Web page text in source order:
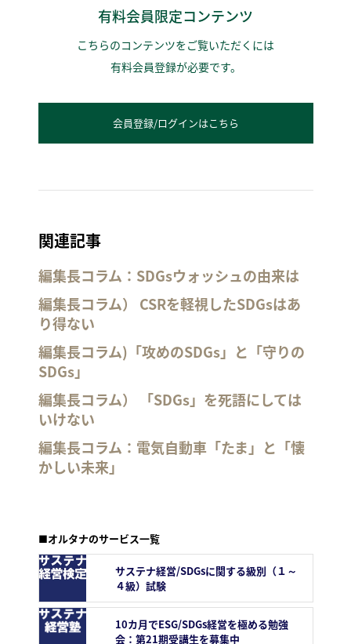
有料会員限定コンテンツ
こちらのコンテンツをご覧いただくには
有料会員登録が必要です。
会員登録/ログインはこちら
関連記事
編集長コラム：SDGsウォッシュの由来は
編集長コラム） CSRを軽視したSDGsはあ
り得ない
編集長コラム)「攻めのSDGs」と「守りの
SDGs」
編集長コラム） 「SDGs」を死語にしては
いけない
編集長コラム：電気自動車「たま」と「懐
かしい未来」
■オルタナのサービス一覧
サステナ経営/SDGsに関する級別（１～
４級）試験
10カ月でESG/SDGs経営を極める勉強
会：第21期受講生を募集中